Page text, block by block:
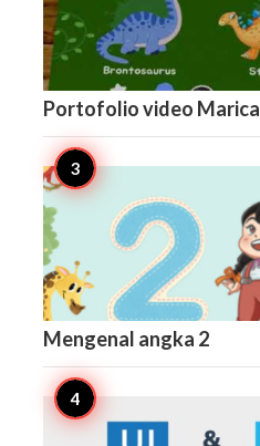
Portofolio video Marica
Mengenal angka 2